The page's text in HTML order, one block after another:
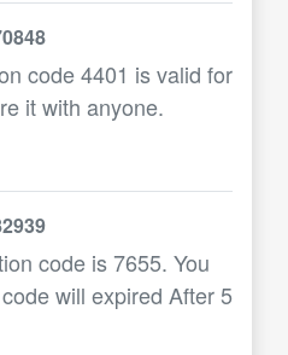
code 4401 is valid for
it with anyone.
code is 7655. You
will expired After 5